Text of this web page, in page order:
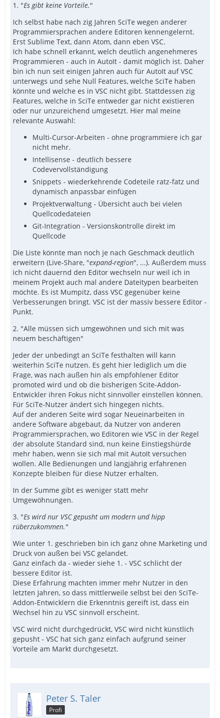
1. "Es gibt keine Vorteile."
Ich selbst habe nach zig Jahren SciTe wegen anderer
Programmiersprachen andere Editoren kennengelernt.
Erst Sublime Text, dann Atom, dann eben VSC.
Ich habe schnell erkannt, welch deutlich angenehmeres
Programmieren - auch in AutoIt - damit möglich ist. Daher
bin ich nun seit einigen Jahren auch für AutoIt auf VSC
unterwegs und sehe Null Features, welche SciTe haben
könnte und welche es in VSC nicht gibt. Stattdessen zig
Features, welche in SciTe entweder gar nicht existieren
oder nur unzureichend umgesetzt. Hier mal meine
relevante Auswahl:
Multi-Cursor-Arbeiten - ohne programmiere ich gar
nicht mehr.
Intellisense - deutlich bessere
Codevervollständigung
Snippets - wiederkehrende Codeteile ratz-fatz und
dynamisch anpassbar einfügen
Projektverwaltung - Übersicht auch bei vielen
Quellcodedateien
Git-Integration - Versionskontrolle direkt im
Quellcode
Die Liste könnte man noch je nach Geschmack deutlich
erweitern (Live-Share, "expand-region", ...). Außerdem muss
ich nicht dauernd den Editor wechseln nur weil ich in
meinem Projekt auch mal andere Dateitypen bearbeiten
möchte. Es ist Mumpitz, dass VSC gegenüber keine
Verbesserungen bringt. VSC ist der massiv bessere Editor -
Punkt.
2. "Alle müssen sich umgewöhnen und sich mit was
neuem beschäftigen"
Jeder der unbedingt an SciTe festhalten will kann
weiterhin SciTe nutzen. Es geht hier lediglich um die
Frage, was nach außen hin als empfohlener Editor
promoted wird und ob die bisherigen Scite-Addon-
Entwickler ihren Fokus nicht sinnvoller einstellen können.
Für SciTe-Nutzer ändert sich hingegen nichts.
Auf der anderen Seite wird sogar Neueinarbeiten in
andere Software abgebaut, da Nutzer von anderen
Programmiersprachen, wo Editoren wie VSC in der Regel
der absolute Standard sind, nun keine Einstiegshürde
mehr haben, wenn sie sich mal mit AutoIt versuchen
wollen. Alle Bedienungen und langjährig erfahrenen
Konzepte bleiben für diese Nutzer erhalten.
In der Summe gibt es weniger statt mehr
Umgewöhnungen.
3. "Es wird nur VSC gepusht um modern und hipp
rüberzukommen."
Wie unter 1. geschrieben bin ich ganz ohne Marketing und
Druck von außen bei VSC gelandet.
Ganz einfach da - wieder siehe 1. - VSC schlicht der
bessere Editor ist.
Diese Erfahrung machten immer mehr Nutzer in den
letzten Jahren, so dass mittlerweile selbst bei den SciTe-
Addon-Entwicklern die Erkenntnis gereift ist, dass ein
Wechsel hin zu VSC sinnvoll erscheint.
VSC wird nicht durchgedrückt, VSC wird nicht künstlich
gepusht - VSC hat sich ganz einfach aufgrund seiner
Vorteile am Markt durchgesetzt.
Peter S. Taler
Profi